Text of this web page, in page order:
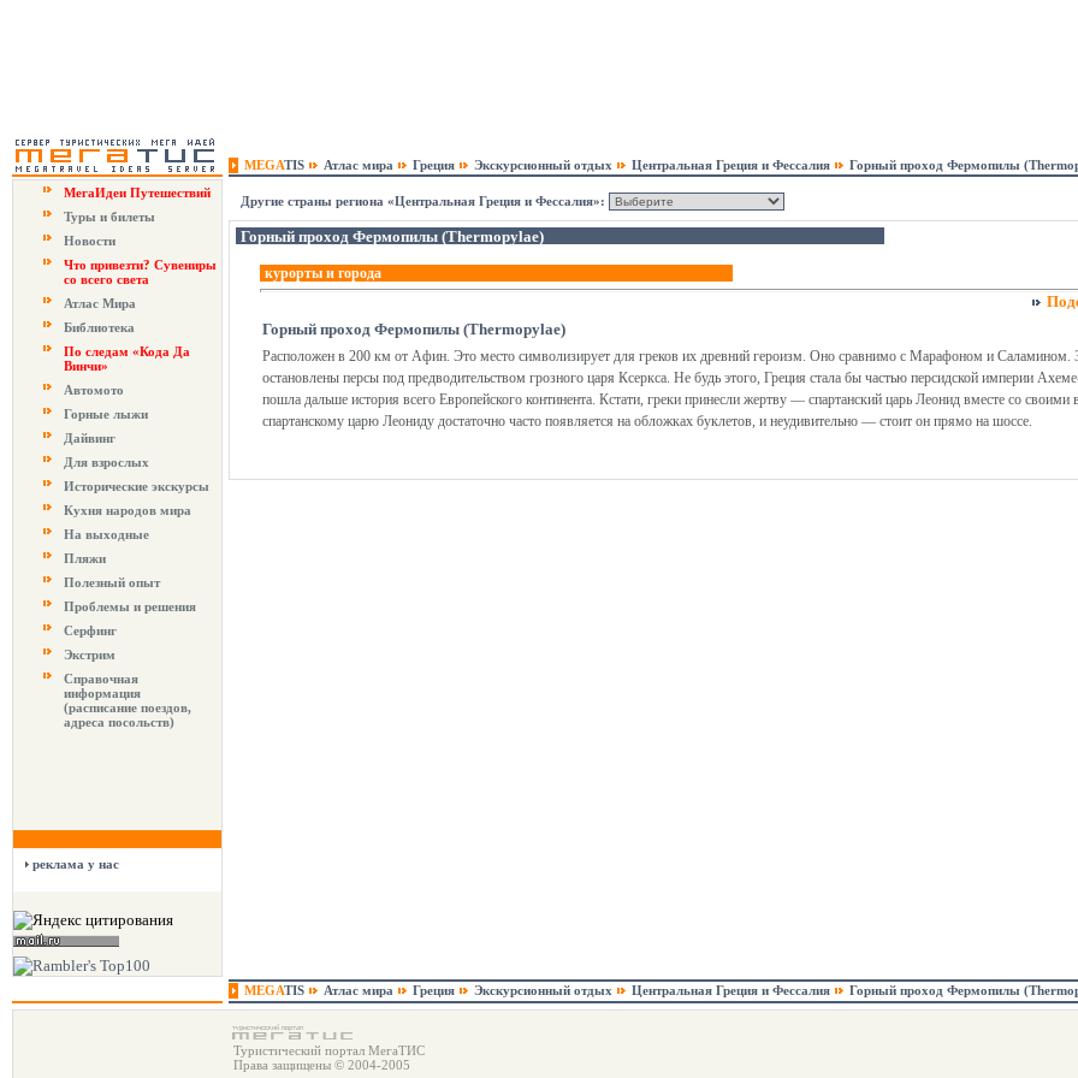
MEGATIS Атлас мира Греция Экскурсионный отдых Центральная Греция и Фессалия
Горный проход Фермопилы
МегаИдеи Путешествий
Туры и билеты
Новости
Что привезти? Сувениры
со всего света
Атлас Мира
Библиотека
По следам «Кода Да
Винчи»
Автомото
Горные лыжи
Дайвинг
Для взрослых
Исторические экскурсы
Кухня народов мира
На выходные
Пляжи
Полезный опыт
Проблемы и решения
Серфинг
Экстрим
Справочная
информация
(расписание поездов,
адреса посольств)
реклама у нас
Другие страны региона «Центральная Греция и Фессалия»:
Горный проход Фермопилы (Thermopylae)
курорты и города
Горный проход Фермопилы (Thermopylae)
Расположен в 200 км от Афин. Это место символизирует для греков их древний героизм. Оно сравнимо с Марафоном и Саламином.
остановлены персы под предводительством грозного царя Ксеркса. Не будь этого, Греция стала бы частью персидской империи
пошла дальше история всего Европейского континента. Кстати, греки принесли жертву — спартанский царь Леонид вместе со
спартанскому царю Леониду достаточно часто появляется на обложках буклетов, и неудивительно — стоит он прямо на шоссе.
MEGATIS Атлас мира Греция Экскурсионный отдых Центральная Греция и Фессалия Горный проход Фермопилы
Туристический портал МегаТИС
Права защищены © 2004-2005